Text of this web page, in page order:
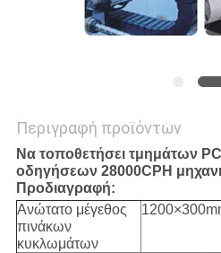
Περιγραφή προϊόντων
Να τοποθετήσει τμημάτων
οδηγήσεων 28000CPH
Προδιαγραφή:
Ανώτατο μέγεθος
πινάκων
κυκλωμάτων